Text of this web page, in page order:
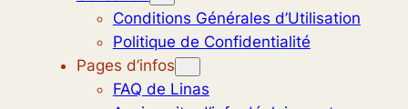
Conditions Générales d’Utilisation
Politique de Confidentialité
Pages d’infos
FAQ de Linas